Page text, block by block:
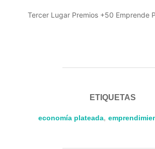
Tercer Lugar Premios +50 Emprende
ETIQUETAS
economía plateada,